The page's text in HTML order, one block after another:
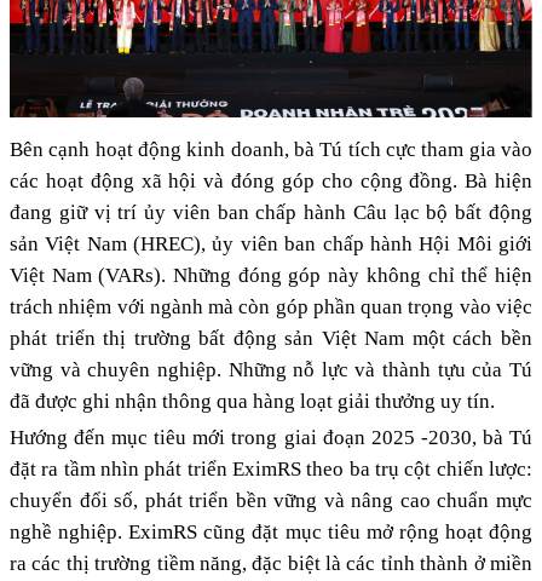
Bên cạnh hoạt động kinh doanh, bà Tú tích cực tham gia vào
các hoạt động xã hội và đóng góp cho cộng đồng. Bà hiện
đang giữ vị trí ủy viên ban chấp hành Câu lạc bộ bất động
sản Việt Nam (HREC), ủy viên ban chấp hành Hội Môi giới
Việt Nam (VARs). Những đóng góp này không chỉ thể hiện
trách nhiệm với ngành mà còn góp phần quan trọng vào việc
phát triển thị trường bất động sản Việt Nam một cách bền
vững và chuyên nghiệp. Những nỗ lực và thành tựu của Tú
đã được ghi nhận thông qua hàng loạt giải thưởng uy tín.
Hướng đến mục tiêu mới trong giai đoạn 2025 -2030, bà Tú
đặt ra tầm nhìn phát triển EximRS theo ba trụ cột chiến lược:
chuyển đổi số, phát triển bền vững và nâng cao chuẩn mực
nghề nghiệp. EximRS cũng đặt mục tiêu mở rộng hoạt động
ra các thị trường tiềm năng, đặc biệt là các tỉnh thành ở miền